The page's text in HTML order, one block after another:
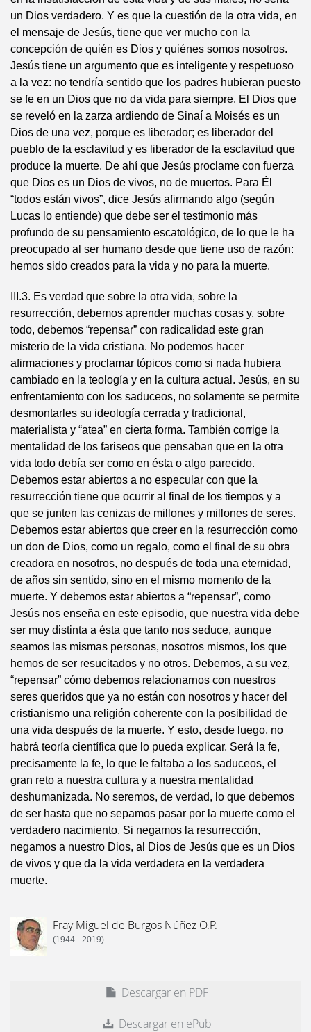
un Dios verdadero. Y es que la cuestión de la otra vida, en
el mensaje de Jesús, tiene que ver mucho con la
concepción de quién es Dios y quiénes somos nosotros.
Jesús tiene un argumento que es inteligente y respetuoso
a la vez: no tendría sentido que los padres hubieran puesto
se fe en un Dios que no da vida para siempre. El Dios que
se reveló en la zarza ardiendo de Sinaí a Moisés es un
Dios de una vez, porque es liberador; es liberador del
pueblo de la esclavitud y es liberador de la esclavitud que
produce la muerte. De ahí que Jesús proclame con fuerza
que Dios es un Dios de vivos, no de muertos. Para Él
“todos están vivos”, dice Jesús afirmando algo (según
Lucas lo entiende) que debe ser el testimonio más
profundo de su pensamiento escatológico, de lo que le ha
preocupado al ser humano desde que tiene uso de razón:
hemos sido creados para la vida y no para la muerte.
III.3. Es verdad que sobre la otra vida, sobre la
resurrección, debemos aprender muchas cosas y, sobre
todo, debemos “repensar” con radicalidad este gran
misterio de la vida cristiana. No podemos hacer
afirmaciones y proclamar tópicos como si nada hubiera
cambiado en la teología y en la cultura actual. Jesús, en su
enfrentamiento con los saduceos, no solamente se permite
desmontarles su ideología cerrada y tradicional,
materialista y “atea” en cierta forma. También corrige la
mentalidad de los fariseos que pensaban que en la otra
vida todo debía ser como en ésta o algo parecido.
Debemos estar abiertos a no especular con que la
resurrección tiene que ocurrir al final de los tiempos y a
que se junten las cenizas de millones y millones de seres.
Debemos estar abiertos que creer en la resurrección como
un don de Dios, como un regalo, como el final de su obra
creadora en nosotros, no después de toda una eternidad,
de años sin sentido, sino en el mismo momento de la
muerte. Y debemos estar abiertos a “repensar”, como
Jesús nos enseña en este episodio, que nuestra vida debe
ser muy distinta a ésta que tanto nos seduce, aunque
seamos las mismas personas, nosotros mismos, los que
hemos de ser resucitados y no otros. Debemos, a su vez,
“repensar” cómo debemos relacionarnos con nuestros
seres queridos que ya no están con nosotros y hacer del
cristianismo una religión coherente con la posibilidad de
una vida después de la muerte. Y esto, desde luego, no
habrá teoría científica que lo pueda explicar. Será la fe,
precisamente la fe, lo que le faltaba a los saduceos, el
gran reto a nuestra cultura y a nuestra mentalidad
deshumanizada. No seremos, de verdad, lo que debemos
de ser hasta que no sepamos pasar por la muerte como el
verdadero nacimiento. Si negamos la resurrección,
negamos a nuestro Dios, al Dios de Jesús que es un Dios
de vivos y que da la vida verdadera en la verdadera
muerte.
Fray Miguel de Burgos Núñez O.P.
(1944 - 2019)
Descargar en PDF
Descargar en ePub